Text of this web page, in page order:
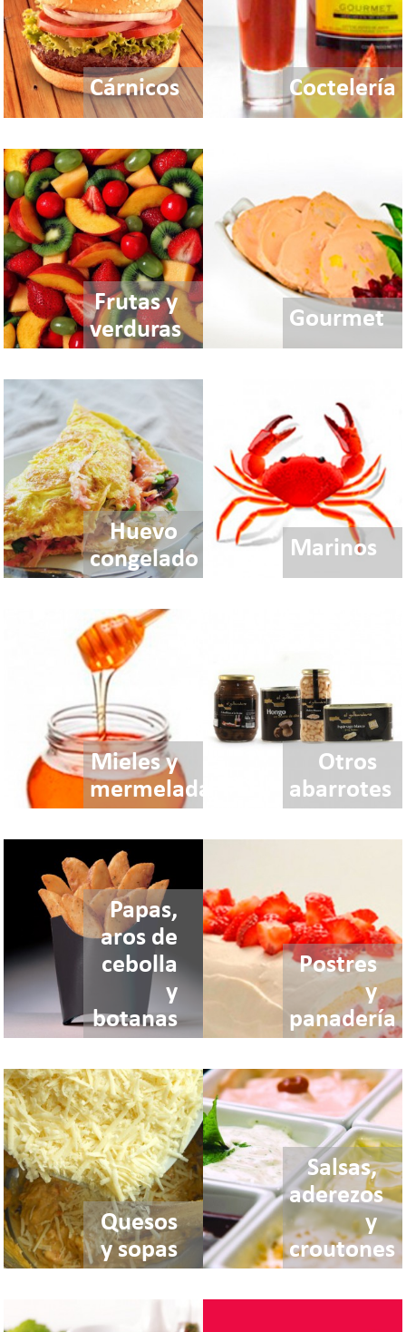
Cárnicos Coctelería
Frutas y
verduras
Gourmet
Huevo
congelado
Marinos
Mieles y
mermeladas
Otros
abarrotes
Papas,
aros de
cebolla
y
botanas
Postres
y
panadería
Quesos
y sopas
Salsas,
aderezos
y
croutones